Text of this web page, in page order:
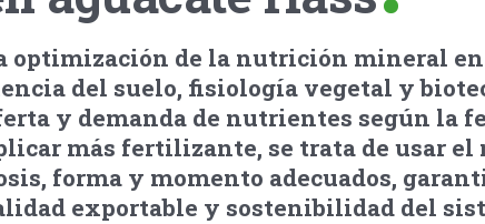
optimización de la nutrición mineral
del suelo, fisiología vegetal y
y demanda de nutrientes según la
más fertilizante, se trata de usar
forma y momento adecuados,
exportable y sostenibilidad del